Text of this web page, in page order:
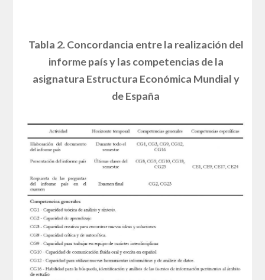
Tabla 2. Concordancia entre la realización del
informe país y las competencias de la
asignatura Estructura Económica Mundial y
de España